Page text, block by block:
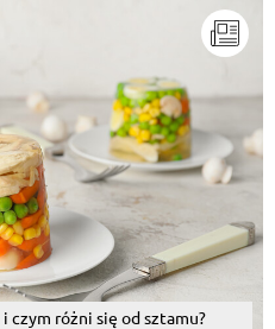
czym różni się od sztamu?